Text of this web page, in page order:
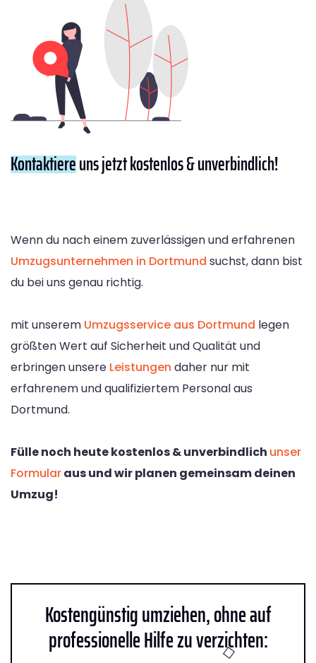
Kontaktiereuns jetzt kostenlos & unverbindlich!
Wenn du nach einem zuverlässigen und erfahrenen
Umzugsunternehmen in Dortmund suchst, dann bist
du bei uns genau richtig.
mit unserem Umzugsservice aus Dortmund legen
größten Wert auf Sicherheit und Qualität und
erbringen unsere Leistungen daher nur mit
erfahrenem und qualifiziertem Personal aus
Dortmund.
Fülle noch heute kostenlos & unverbindlich unser
Formularaus und wir planen gemeinsam deinen
Umzug!
Kostengünstig umziehen, ohne auf
professionelle Hilfe zu verzichten: